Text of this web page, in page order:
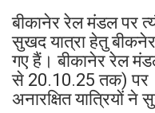
बीकानेर रेल मंडल पर
सुखद यात्रा हेतु बीकनेर
गए हैं। बीकानेर रेल
से 20.10.25 तक) पर
अनारक्षित यात्रियों